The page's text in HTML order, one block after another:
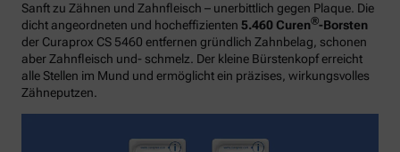
Sanft zu Zähnen und Zahnfleisch – unerbittlich gegen Plaque. Die
dicht angeordneten und hocheffizienten 5.460 Curen®-Borsten
der Curaprox CS 5460 entfernen gründlich Zahnbelag, schonen
aber Zahnfleisch und- schmelz. Der kleine Bürstenkopf erreicht
alle Stellen im Mund und ermöglicht ein präzises, wirkungsvolles
Zähneputzen.